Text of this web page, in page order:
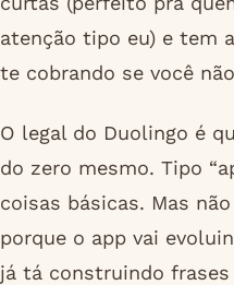
atenção tipo eu) e tem
te cobrando se você
O legal do Duolingo é
do zero mesmo. Tipo
coisas básicas. Mas
porque o app vai
já tá construindo